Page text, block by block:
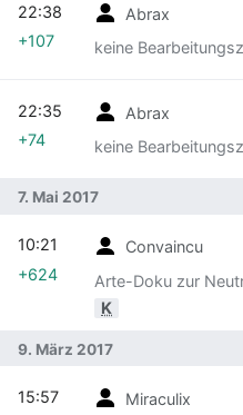
Abrax
keine
22:38
+107
Abrax
keine
22:35
+74
7. Mai 2017
Convaincu
Arte-Doku zur
K
10:21
+624
9. März 2017
Miraculix
15:57